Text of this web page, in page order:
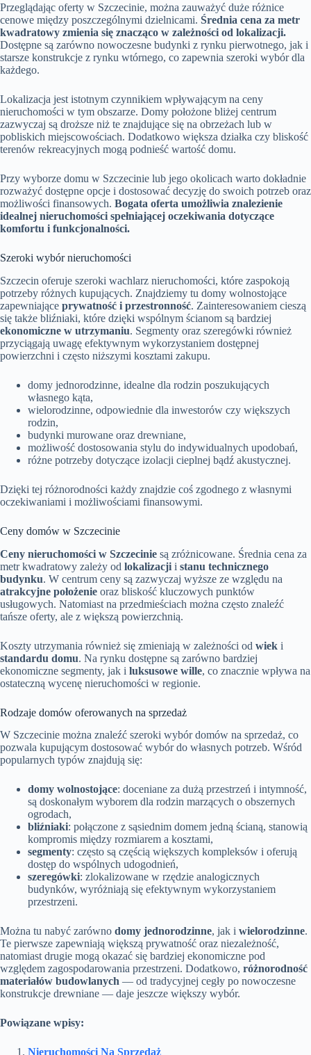
Przeglądając oferty w Szczecinie, można zauważyć duże różnice
cenowe między poszczególnymi dzielnicami. Średnia cena za metr
kwadratowy zmienia się znacząco w zależności od lokalizacji.
Dostępne są zarówno nowoczesne budynki z rynku pierwotnego, jak i
starsze konstrukcje z rynku wtórnego, co zapewnia szeroki wybór dla
każdego.
Lokalizacja jest istotnym czynnikiem wpływającym na ceny
nieruchomości w tym obszarze. Domy położone bliżej centrum
zazwyczaj są droższe niż te znajdujące się na obrzeżach lub w
pobliskich miejscowościach. Dodatkowo większa działka czy bliskość
terenów rekreacyjnych mogą podnieść wartość domu.
Przy wyborze domu w Szczecinie lub jego okolicach warto dokładnie
rozważyć dostępne opcje i dostosować decyzję do swoich potrzeb oraz
możliwości finansowych. Bogata oferta umożliwia znalezienie
idealnej nieruchomości spełniającej oczekiwania dotyczące
komfortu i funkcjonalności.
Szeroki wybór nieruchomości
Szczecin oferuje szeroki wachlarz nieruchomości, które zaspokoją
potrzeby różnych kupujących. Znajdziemy tu domy wolnostojące
zapewniające prywatność i przestronność. Zainteresowaniem cieszą
się także bliźniaki, które dzięki wspólnym ścianom są bardziej
ekonomiczne w utrzymaniu. Segmenty oraz szeregówki również
przyciągają uwagę efektywnym wykorzystaniem dostępnej
powierzchni i często niższymi kosztami zakupu.
domy jednorodzinne, idealne dla rodzin poszukujących
własnego kąta,
wielorodzinne, odpowiednie dla inwestorów czy większych
rodzin,
budynki murowane oraz drewniane,
możliwość dostosowania stylu do indywidualnych upodobań,
różne potrzeby dotyczące izolacji cieplnej bądź akustycznej.
Dzięki tej różnorodności każdy znajdzie coś zgodnego z własnymi
oczekiwaniami i możliwościami finansowymi.
Ceny domów w Szczecinie
Ceny nieruchomości w Szczecinie są zróżnicowane. Średnia cena za
metr kwadratowy zależy od lokalizacji i stanu technicznego
budynku. W centrum ceny są zazwyczaj wyższe ze względu na
atrakcyjne położenie oraz bliskość kluczowych punktów
usługowych. Natomiast na przedmieściach można często znaleźć
tańsze oferty, ale z większą powierzchnią.
Koszty utrzymania również się zmieniają w zależności od wiek i
standardu domu. Na rynku dostępne są zarówno bardziej
ekonomiczne segmenty, jak i luksusowe wille, co znacznie wpływa na
ostateczną wycenę nieruchomości w regionie.
Rodzaje domów oferowanych na sprzedaż
W Szczecinie można znaleźć szeroki wybór domów na sprzedaż, co
pozwala kupującym dostosować wybór do własnych potrzeb. Wśród
popularnych typów znajdują się:
domy wolnostojące: doceniane za dużą przestrzeń i intymność,
są doskonałym wyborem dla rodzin marzących o obszernych
ogrodach,
bliźniaki: połączone z sąsiednim domem jedną ścianą, stanowią
kompromis między rozmiarem a kosztami,
segmenty: często są częścią większych kompleksów i oferują
dostęp do wspólnych udogodnień,
szeregówki: zlokalizowane w rzędzie analogicznych
budynków, wyróżniają się efektywnym wykorzystaniem
przestrzeni.
Można tu nabyć zarówno domy jednorodzinne, jak i wielorodzinne.
Te pierwsze zapewniają większą prywatność oraz niezależność,
natomiast drugie mogą okazać się bardziej ekonomiczne pod
względem zagospodarowania przestrzeni. Dodatkowo, różnorodność
materiałów budowlanych — od tradycyjnej cegły po nowoczesne
konstrukcje drewniane — daje jeszcze większy wybór.
Powiązane wpisy:
Nieruchomości Na Sprzedaż